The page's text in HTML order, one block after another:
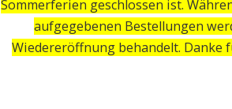
Sommerferien geschlossen ist.
aufgegebenen Bestellungen
Wiedereröffnung behandelt. Danke